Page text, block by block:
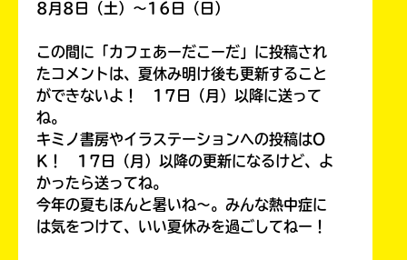
8月8日（土）～16日（日）
この間に「カフェあーだこーだ」に投稿され
たコメントは、夏休み明け後も更新すること
ができないよ！ 17日（月）以降に送って
ね。
キミノ書房やイラステーションへの投稿はO
K！ 17日（月）以降の更新になるけど、よ
かったら送ってね。
今年の夏もほんと暑いね～。みんな熱中症に
は気をつけて、いい夏休みを過ごしてねー！